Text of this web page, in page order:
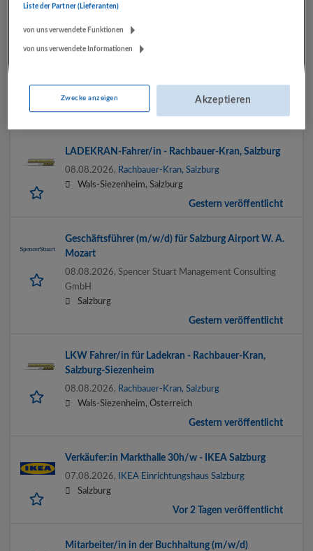
5120 St. Pantaleon, Österreich
5120 St. Pantaleon
Gestern veröffentlicht
LADEKRAN-Fahrer/in - Rachbauer-Kran, Salzburg
08.08.2026, Rachbauer-Kran, Salzburg
Wals-Siezenheim, Salzburg
Gestern veröffentlicht
Geschäftsführer (m/w/d) für Salzburg Airport W. A.
Mozart
08.08.2026, Spencer Stuart Management Consulting
GmbH
Salzburg
Gestern veröffentlicht
LKW Fahrer/in für Ladekran - Rachbauer-Kran,
Salzburg-Siezenheim
08.08.2026, Rachbauer-Kran, Salzburg
Wals-Siezenheim, Österreich
Gestern veröffentlicht
Verkäufer:in Markthalle 30h/w - IKEA Salzburg
07.08.2026,
IKEA Einrichtungshaus Salzburg
Salzburg
Vor 2 Tagen veröffentlicht
Mitarbeiter/in in der Buchhaltung (m/w/d)
Liste der Partner (Lieferanten)
von uns verwendete Funktionen
von uns verwendete Informationen
Zwecke anzeigen Akzeptieren